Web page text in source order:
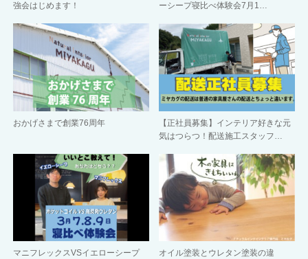
強会はじめます！
ーシープ寝比べ体験会7月1…
おかげさまで創業76周年
【正社員募集】インテリア好きな元
気はつらつ！配送施工スタッフ…
マニフレックスVSイエローシープ
オイル塗装とウレタン塗装の違